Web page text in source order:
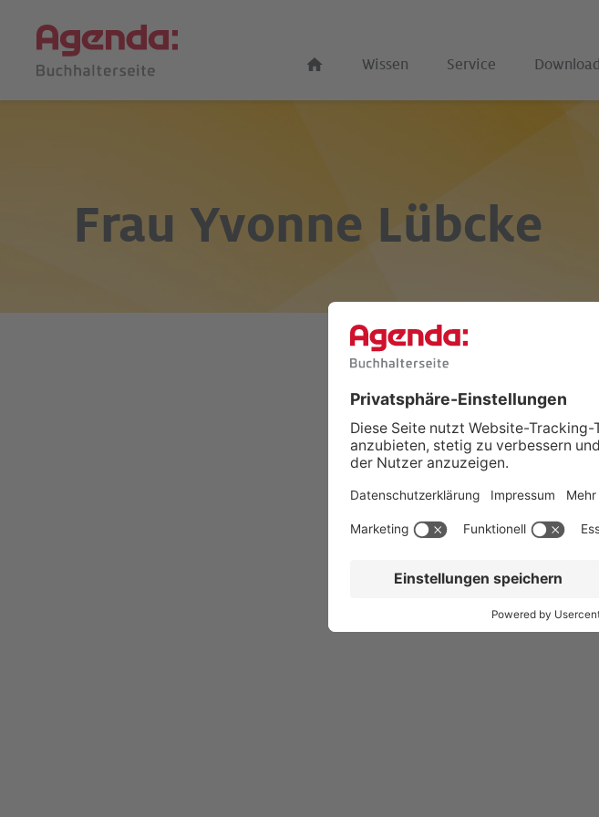
Wissen Service Download
Frau Yvonne Lübcke